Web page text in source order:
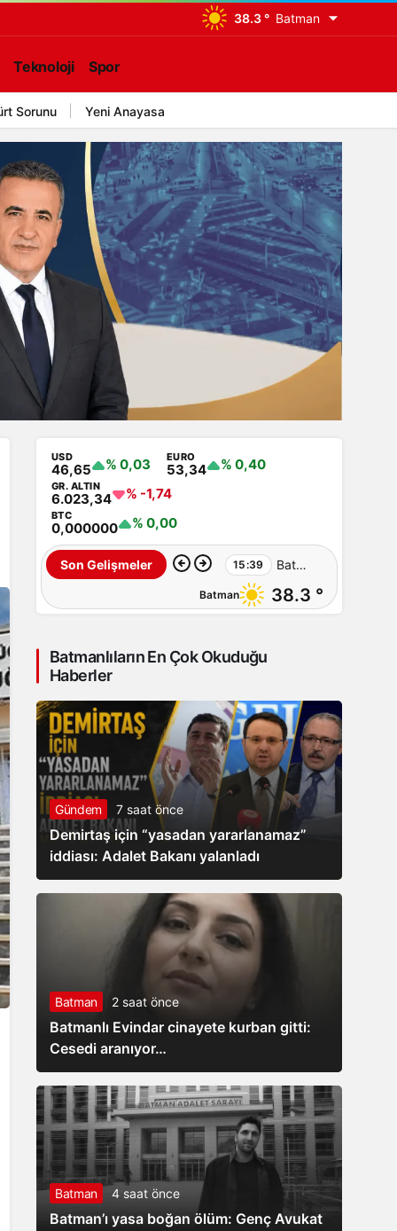
38.3 ° Batman
Teknoloji Spor
Sorunu Yeni Anayasa
USD
46,65 % 0,03 EURO
53,34 % 0,40
GR. ALTIN
6.023,34 % -1,74
BTC
0,000000 % 0,00
Son Gelişmeler 15:39 Batmanlı
Evindar
gitti:
Cesedi
aranıyor…
Batman 38.3 °
Batmanlıların En Çok Okuduğu
Haberler
Gündem 7 saat önce
Demirtaş için “yasadan yararlanamaz”
iddiası: Adalet Bakanı yalanladı
Batman 2 saat önce
Batmanlı Evindar cinayete kurban gitti:
Cesedi aranıyor…
Batman 4 saat önce
Batman’ı yasa boğan ölüm: Genç Avukat